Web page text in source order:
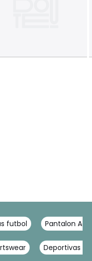
futbol Pantalon
Deportivas